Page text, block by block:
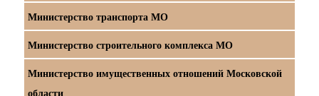
Министерство транспорта МО
Министерство строительного комплекса МО
Министерство имущественных отношений Московской
области